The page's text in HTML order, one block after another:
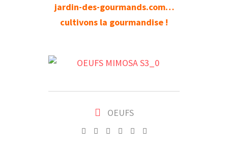
jardin-des-gourmands.com…
cultivons la gourmandise !
OEUFS
Whatsapp
Pinterest
SharePrint